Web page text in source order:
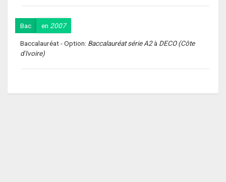
Bac en 2007
Baccalauréat - Option: Baccalauréat série A2à DECO (Côte
d'Ivoire)